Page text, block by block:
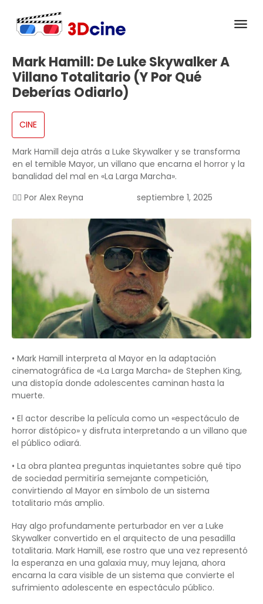
Mark Hamill: De Luke Skywalker A
Villano Totalitario (Y Por Qué
Deberías Odiarlo)
CINE
Mark Hamill deja atrás a Luke Skywalker y se transforma
en el temible Mayor, un villano que encarna el horror y la
banalidad del mal en «La Larga Marcha».
✍🏻 Por Alex Reyna septiembre 1, 2025
• Mark Hamill interpreta al Mayor en la adaptación
cinematográfica de «La Larga Marcha» de Stephen King,
una distopía donde adolescentes caminan hasta la
muerte.
• El actor describe la película como un «espectáculo de
horror distópico» y disfruta interpretando a un villano que
el público odiará.
• La obra plantea preguntas inquietantes sobre qué tipo
de sociedad permitiría semejante competición,
convirtiendo al Mayor en símbolo de un sistema
totalitario más amplio.
Hay algo profundamente perturbador en ver a Luke
Skywalker convertido en el arquitecto de una pesadilla
totalitaria. Mark Hamill, ese rostro que una vez representó
la esperanza en una galaxia muy, muy lejana, ahora
encarna la cara visible de un sistema que convierte el
sufrimiento adolescente en espectáculo público.